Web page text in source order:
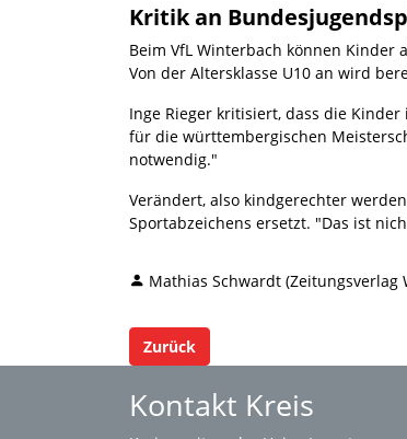
Kritik an
Beim VfL Winterbach können Kinder
Von der Altersklasse U10 an wird
Inge Rieger kritisiert, dass die
für die württembergischen
notwendig."
Verändert, also kindgerechter
Sportabzeichens ersetzt. "Das ist
Mathias Schwardt (Zeitungsverlag
Zurück
Kontakt Kreis